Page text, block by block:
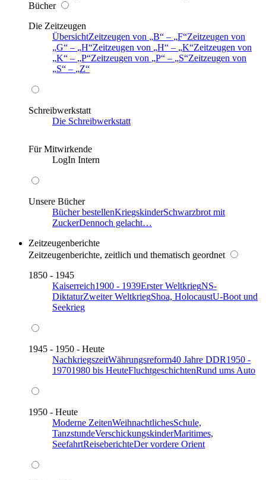
Bücher
Die Zeitzeugen
ÜbersichtZeitzeugen von B – F Zeitzeugen von
G
– H Zeitzeugen von H – K Zeitzeugen von
K
– P Zeitzeugen von P – S Zeitzeugen von
S
– Z
Schreibwerkstatt
Die Schreibwerkstatt
Für Mitwirkende
LogIn Intern
Unsere Bücher
Bücher bestellenKriegskinderSchwarzbrot mit
ZuckerDennoch gelacht…
Zeitzeugenberichte
Zeitzeugenberichte, zeitlich und thematisch geordnet
1850 - 1945
Kaiserreich1900 - 1939Erster WeltkriegNS-
DiktaturZweiter WeltkriegShoa, HolocaustU-Boot und
Seekrieg
1945 - 1950 - Heute
NachkriegszeitWährungsreform40 Jahre DDR1950 -
19701980 bis HeuteFluchtgeschichtenRund ums Auto
1950 - Heute
Moderne ZeitenWeihnachtlichesSchule,
TanzstundeVerschickungskinderMaritimes,
SeefahrtReiseberichteDer vordere Orient